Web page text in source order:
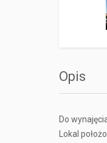
Opis
Do
Lokal